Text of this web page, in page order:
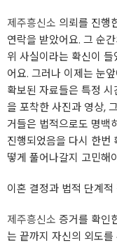
제주흥신소 의뢰를 진행
연락을 받았어요. 그 순
위 사실이라는 확신이
어요. 그러나 이제는 눈
확보된 자료들은 특정
을 포착한 사진과 영상,
거들은 법적으로도 명백
진행되었음을 다시 한번
떻게 풀어나갈지 고민해
이혼 결정과 법적 단계적
제주흥신소 증거를 확인
는 끝까지 자신의 외도